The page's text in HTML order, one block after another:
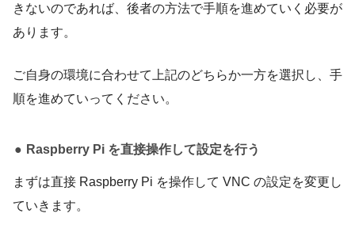
きないのであれば、後者の方法で手順を進めていく必要が
あります。
ご自身の環境に合わせて上記のどちらか一方を選択し、手
順を進めていってください。
Raspberry Pi を直接操作して設定を行う
まずは直接 Raspberry Pi を操作して VNC の設定を変更し
ていきます。